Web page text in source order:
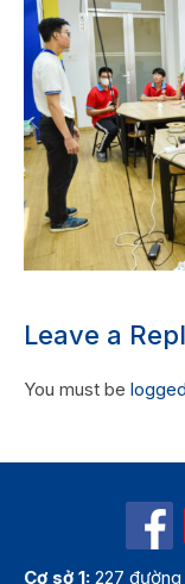
Leave a
You must be
Cơ sở 1: 227 đường